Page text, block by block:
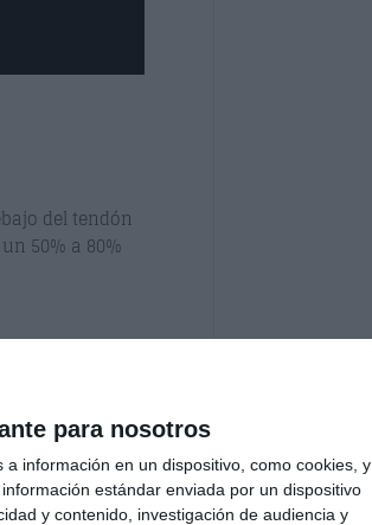
para nosotros
información en un dispositivo, como cookies, y
estándar enviada por un dispositivo
y contenido, investigación de audiencia y
del tendón
50% a 80%